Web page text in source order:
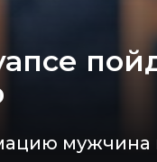
мужчина